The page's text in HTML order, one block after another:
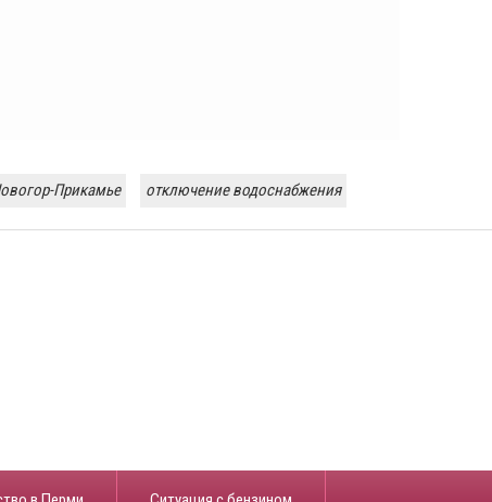
Прикамье отключение водоснабжения